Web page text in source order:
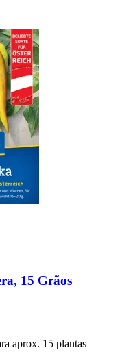
15 Grãos
aprox. 15 plantas